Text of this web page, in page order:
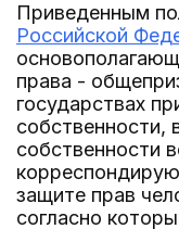
Приведенным
Российской
права -
государствах
собственности,
собственности
защите прав
согласно